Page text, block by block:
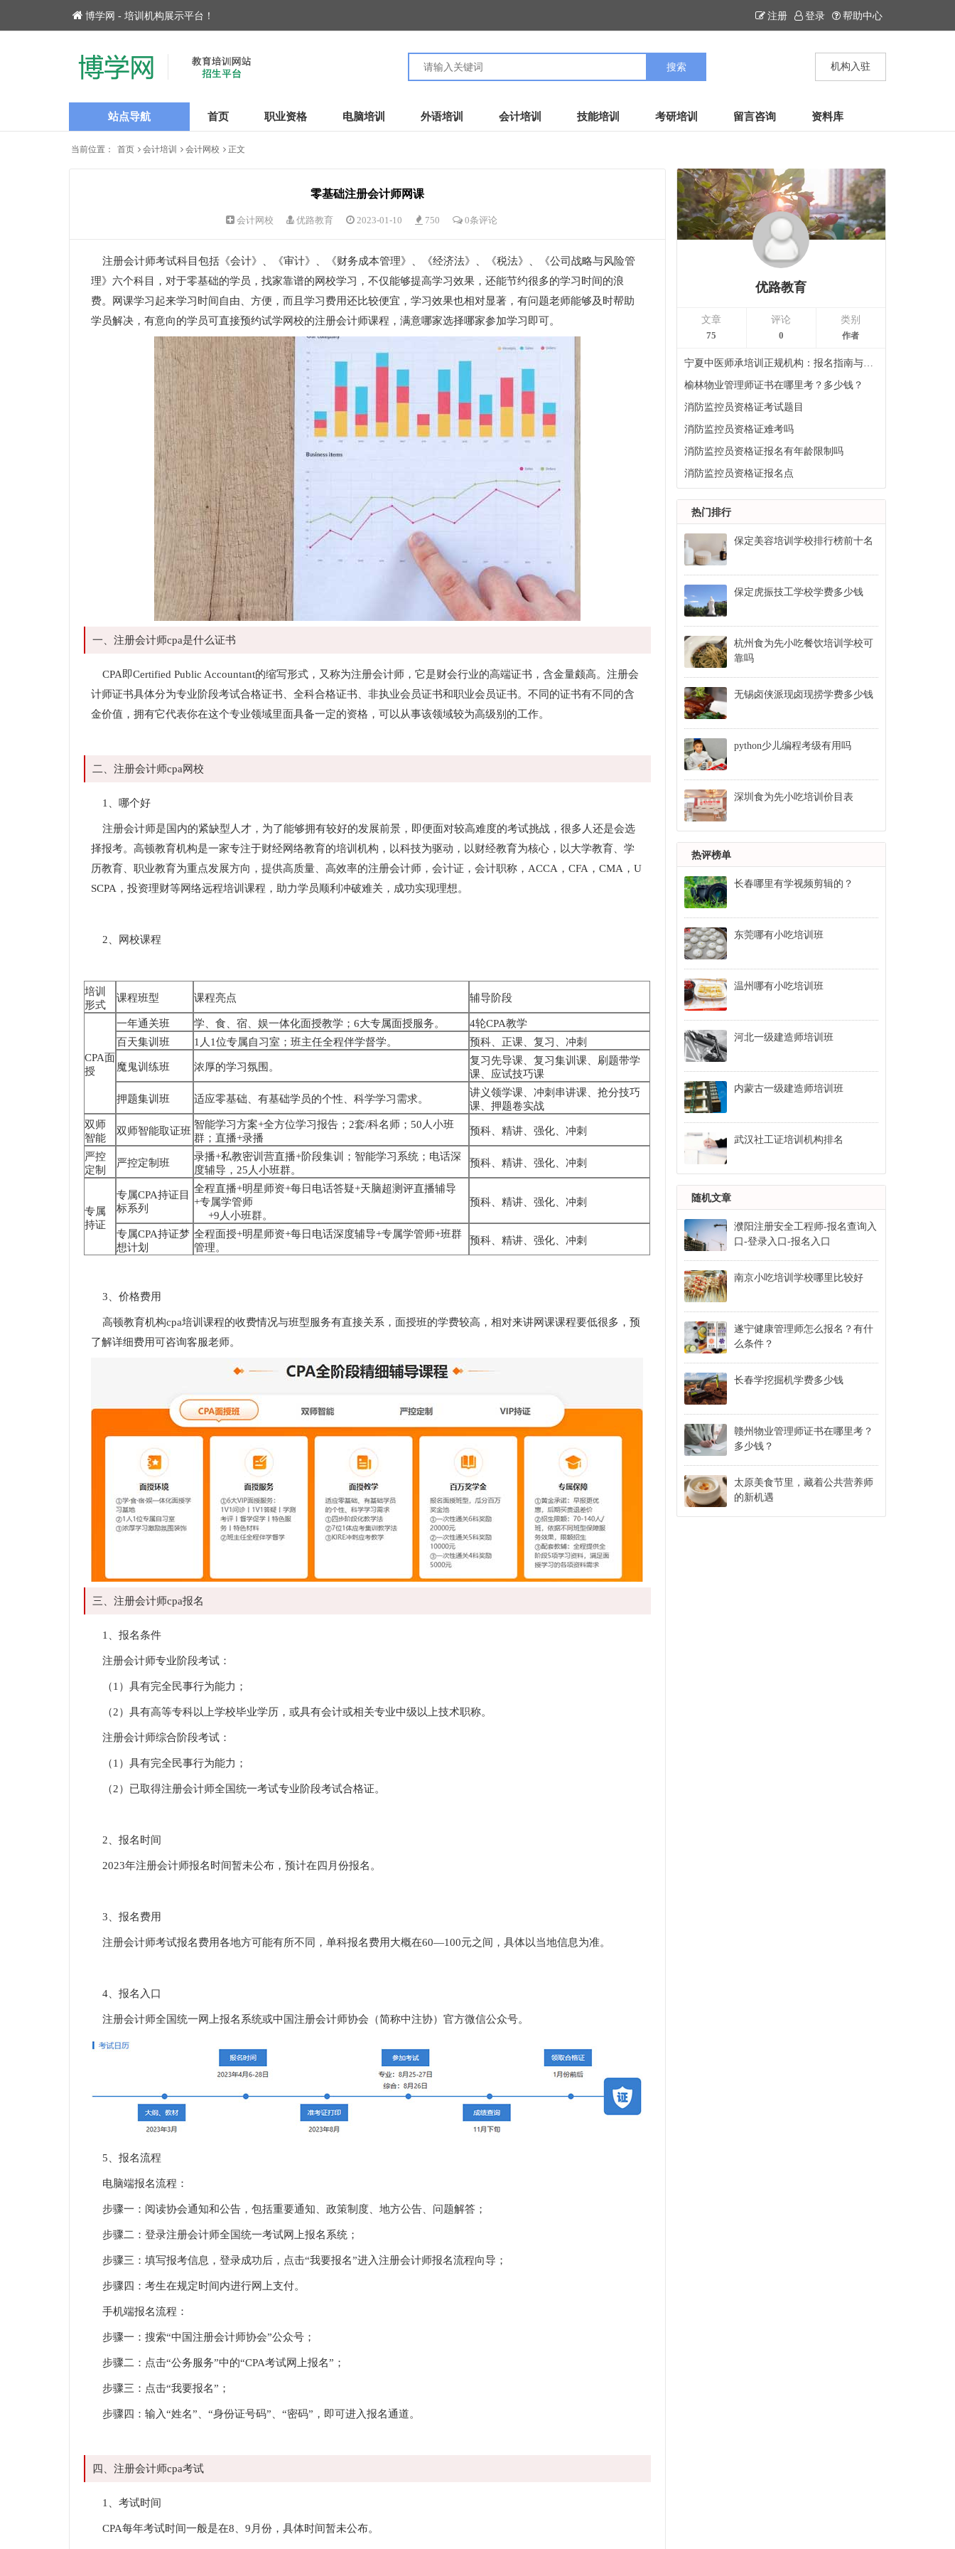
博学网 - 培训机构展示平台！ 注册 登录 帮助中心
机构入驻
站点导航 首页 职业资格 电脑培训 外语培训 会计培训 技能培训 考研培训 留言咨询 资料库
当前位置： 首页 会计培训 会计网校 正文
零基础注册会计师网课
会计网校 优路教育 2023-01-10 750 0条评论
注册会计师考试科目包括《会计》、《审计》、《财务成本管理》、《经济法》、《税法》、《公司战略与风险管
理》六个科目，对于零基础的学员，找家靠谱的网校学习，不仅能够提高学习效果，还能节约很多的学习时间的浪
费。网课学习起来学习时间自由、方便，而且学习费用还比较便宜，学习效果也相对显著，有问题老师能够及时帮助
学员解决，有意向的学员可直接预约试学网校的注册会计师课程，满意哪家选择哪家参加学习即可。
一、注册会计师cpa是什么证书
CPA即Certified Public Accountant的缩写形式，又称为注册会计师，它是财会行业的高端证书，含金量颇高。注册会
计师证书具体分为专业阶段考试合格证书、全科合格证书、非执业会员证书和职业会员证书。不同的证书有不同的含
金价值，拥有它代表你在这个专业领域里面具备一定的资格，可以从事该领域较为高级别的工作。
二、注册会计师cpa网校
1、哪个好
注册会计师是国内的紧缺型人才，为了能够拥有较好的发展前景，即便面对较高难度的考试挑战，很多人还是会选
择报考。高顿教育机构是一家专注于财经网络教育的培训机构，以科技为驱动，以财经教育为核心，以大学教育、学
历教育、职业教育为重点发展方向，提供高质量、高效率的注册会计师，会计证，会计职称，ACCA，CFA，CMA，U
SCPA，投资理财等网络远程培训课程，助力学员顺利冲破难关，成功实现理想。
2、网校课程
培训
形式
课程班型 课程亮点 辅导阶段
CPA面
授
一年通关班 学、食、宿、娱一体化面授教学；6大专属面授服务。
4轮CPA教学
百天集训班
1人1位专属自习室；班主任全程伴学督学。 预科、正课、复习、冲刺
魔鬼训练班 浓厚的学习氛围。
复习先导课、复习集训课、刷题带学
课、应试技巧课
押题集训班 适应零基础、有基础学员的个性、科学学习需求。
讲义领学课、冲刺串讲课、抢分技巧
课、押题卷实战
双师
智能
双师智能取证班
智能学习方案+全方位学习报告；2套/科名师；50人小班
群；直播+录播
预科、精讲、强化、冲刺
严控
定制
严控定制班
录播+私教密训营直播+阶段集训；智能学习系统；电话深
度辅导，25人小班群。
预科、精讲、强化、冲刺
专属
持证
专属CPA持证目
标系列
全程直播+明星师资+每日电话答疑+天脑超测评直播辅导
+专属学管师
+9人小班群。
预科、精讲、强化、冲刺
专属CPA持证梦
想计划
全程面授+明星师资+每日电话深度辅导+专属学管师+班群
管理。
预科、精讲、强化、冲刺
3、价格费用
高顿教育机构cpa培训课程的收费情况与班型服务有直接关系，面授班的学费较高，相对来讲网课课程要低很多，预
了解详细费用可咨询客服老师。
三、注册会计师cpa报名
1、报名条件
注册会计师专业阶段考试：
（1）具有完全民事行为能力；
（2）具有高等专科以上学校毕业学历，或具有会计或相关专业中级以上技术职称。
注册会计师综合阶段考试：
（1）具有完全民事行为能力；
（2）已取得注册会计师全国统一考试专业阶段考试合格证。
2、报名时间
2023年注册会计师报名时间暂未公布，预计在四月份报名。
3、报名费用
注册会计师考试报名费用各地方可能有所不同，单科报名费用大概在60—100元之间，具体以当地信息为准。
4、报名入口
注册会计师全国统一网上报名系统或中国注册会计师协会（简称中注协）官方微信公众号。
5、报名流程
电脑端报名流程：
步骤一：阅读协会通知和公告，包括重要通知、政策制度、地方公告、问题解答；
步骤二：登录注册会计师全国统一考试网上报名系统；
步骤三：填写报考信息，登录成功后，点击“我要报名”进入注册会计师报名流程向导；
步骤四：考生在规定时间内进行网上支付。
手机端报名流程：
步骤一：搜索“中国注册会计师协会”公众号；
步骤二：点击“公务服务”中的“CPA考试网上报名”；
步骤三：点击“我要报名”；
步骤四：输入“姓名”、“身份证号码”、“密码”，即可进入报名通道。
四、注册会计师cpa考试
1、考试时间
CPA每年考试时间一般是在8、9月份，具体时间暂未公布。
优路教育
文章
75
评论
0
类别
作者
宁夏中医师承培训正规机构：报名指南与课程体系解析
榆林物业管理师证书在哪里考？多少钱？
消防监控员资格证考试题目
消防监控员资格证难考吗
消防监控员资格证报名有年龄限制吗
消防监控员资格证报名点
热门排行
保定美容培训学校排行榜前十名
保定虎振技工学校学费多少钱
杭州食为先小吃餐饮培训学校可
靠吗
无锡卤侠派现卤现捞学费多少钱
python少儿编程考级有用吗
深圳食为先小吃培训价目表
热评榜单
长春哪里有学视频剪辑的？
东莞哪有小吃培训班
温州哪有小吃培训班
河北一级建造师培训班
内蒙古一级建造师培训班
武汉社工证培训机构排名
随机文章
濮阳注册安全工程师-报名查询入
口-登录入口-报名入口
南京小吃培训学校哪里比较好
遂宁健康管理师怎么报名？有什
么条件？
长春学挖掘机学费多少钱
赣州物业管理师证书在哪里考？
多少钱？
太原美食节里，藏着公共营养师
的新机遇